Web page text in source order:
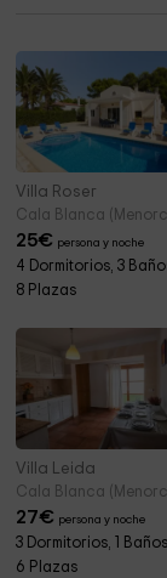
Villa Roser
Cala Blanca
25€ persona y noche
4 Dormitorios, 3
8 Plazas
Villa Leida
Cala Blanca
27€ persona y noche
3 Dormitorios, 1
6 Plazas